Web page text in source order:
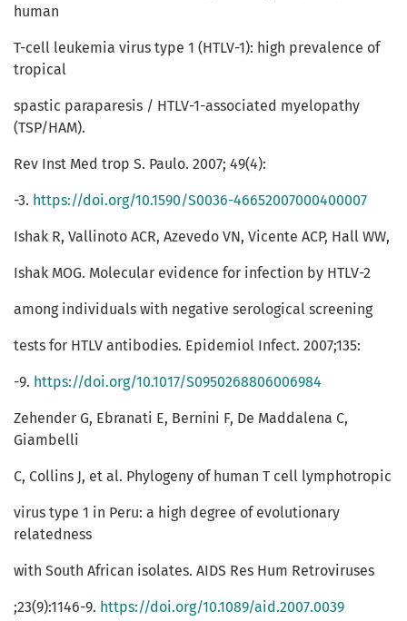
human
T-cell leukemia virus type 1 (HTLV-1): high prevalence of
tropical
spastic paraparesis / HTLV-1-associated myelopathy
(TSP/HAM).
Rev Inst Med trop S. Paulo. 2007; 49(4):
-3. https://doi.org/10.1590/S0036-46652007000400007
Ishak R, Vallinoto ACR, Azevedo VN, Vicente ACP, Hall WW,
Ishak MOG. Molecular evidence for infection by HTLV-2
among individuals with negative serological screening
tests for HTLV antibodies. Epidemiol Infect. 2007;135:
-9. https://doi.org/10.1017/S0950268806006984
Zehender G, Ebranati E, Bernini F, De Maddalena C,
Giambelli
C, Collins J, et al. Phylogeny of human T cell lymphotropic
virus type 1 in Peru: a high degree of evolutionary
relatedness
with South African isolates. AIDS Res Hum Retroviruses
;23(9):1146-9. https://doi.org/10.1089/aid.2007.0039